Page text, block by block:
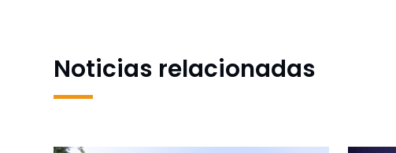
Noticias relacionadas